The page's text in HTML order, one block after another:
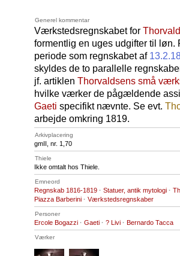
Generel kommentar
Værkstedsregnskabet for
formentlig en uges udgifter til
periode som regnskabet af
skyldes de to parallelle
jf. artiklen Thorvaldsens små
hvilke værker de pågældende
Gaeti specifikt nævnte. Se evt.
arbejde omkring 1819.
Arkivplacering
gmII, nr. 1,70
Thiele
Ikke omtalt hos Thiele.
Emneord
Regnskab 1816-1819 · Statuer, antik mytologi ·
Piazza Barberini · Værkstedsregnskaber
Personer
Ercole Bogazzi · Gaeti · ? Livi · Bernardo Tacca
Værker